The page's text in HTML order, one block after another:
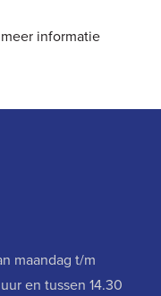
informatie
maandag t/m
en tussen 14.30